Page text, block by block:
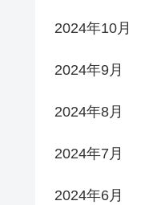
2024年10月
2024年9月
2024年8月
2024年7月
2024年6月